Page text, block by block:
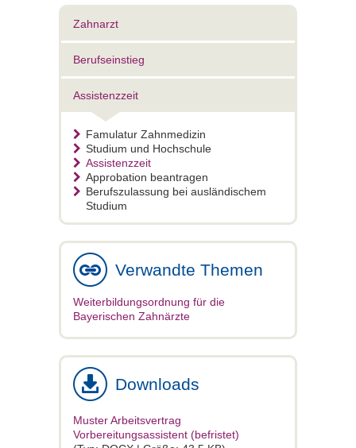
Zahnarzt
Berufseinstieg
Assistenzzeit
Famulatur Zahnmedizin
Studium und Hochschule
Assistenzzeit
Approbation beantragen
Berufszulassung bei ausländischem
Studium
Verwandte Themen
Weiterbildungsordnung für die
Bayerischen Zahnärzte
Downloads
Muster Arbeitsvertrag
Vorbereitungsassistent (befristet)